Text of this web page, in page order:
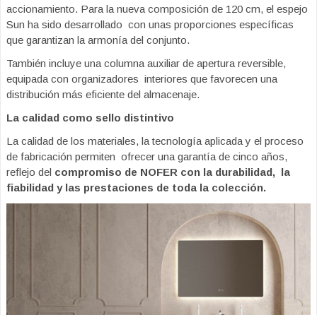
accionamiento. Para la nueva composición de 120 cm, el espejo
Sun ha sido desarrollado con unas proporciones específicas
que garantizan la armonía del conjunto.
También incluye una columna auxiliar de apertura reversible,
equipada con organizadores interiores que favorecen una
distribución más eficiente del almacenaje.
La calidad como sello distintivo
La calidad de los materiales, la tecnología aplicada y el proceso
de fabricación permiten ofrecer una garantía de cinco años,
reflejo del compromiso de NOFER con la durabilidad, la
fiabilidad y las prestaciones de toda la colección.